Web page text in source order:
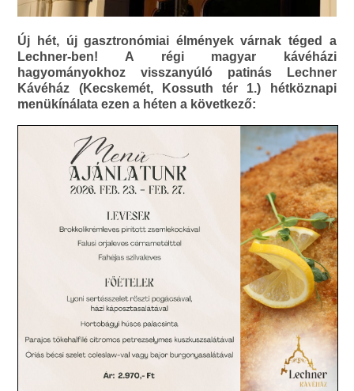
Új hét, új gasztronómiai élmények várnak téged a
Lechner-ben! A régi magyar kávéházi
hagyományokhoz visszanyúló patinás Lechner
Kávéház (Kecskemét, Kossuth tér 1.) hétköznapi
menükínálata ezen a héten a következő: